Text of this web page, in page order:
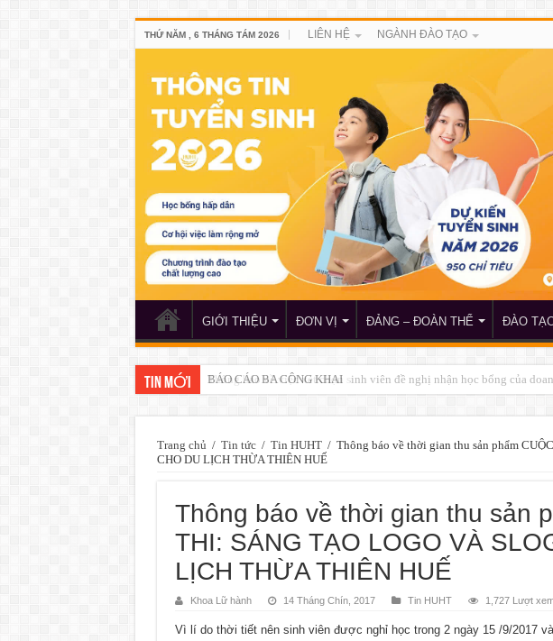
THỨ NĂM , 6 THÁNG TÁM 2026 LIÊN HỆ NGÀNH ĐÀO TẠO
GIỚI THIỆU ĐƠN VỊ ĐẢNG – ĐOÀN THỂ ĐÀO
TIN MỚI Thông báo về việc xét chọn sinh viên đề nghị nhận học bổng của
Trang chủ / Tin tức / Tin HUHT / Thông báo về thời gian thu sản phẩm
CHO DU LỊCH THỪA THIÊN HUẾ
Thông báo về thời gian thu sản
THI: SÁNG TẠO LOGO VÀ
LỊCH THỪA THIÊN HUẾ
Khoa Lữ hành 14 Tháng Chín, 2017 Tin HUHT 1,727 Lượt
Vì lí do thời tiết nên sinh viên được nghỉ học trong 2 ngày 15 /9/2017